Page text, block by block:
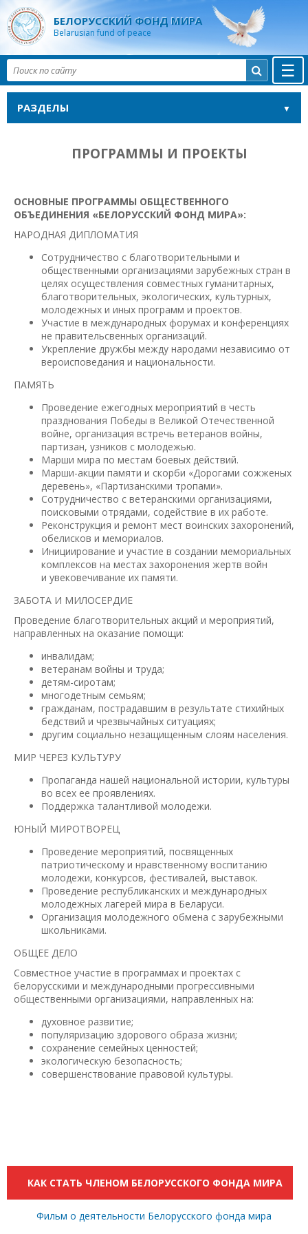
БЕЛОРУССКИЙ ФОНД МИРА
Belarusian fund of peace
☰

РАЗДЕЛЫ
ПРОГРАММЫ И ПРОЕКТЫ
ОСНОВНЫЕ ПРОГРАММЫ ОБЩЕСТВЕННОГО
ОБЪЕДИНЕНИЯ «БЕЛОРУССКИЙ ФОНД МИРА»:
НАРОДНАЯ ДИПЛОМАТИЯ
Сотрудничество с благотворительными и
общественными организациями зарубежных стран в
целях осуществления совместных гуманитарных,
благотворительных, экологических, культурных,
молодежных и иных программ и проектов.
Участие в международных форумах и конференциях
не правительсвенных организаций.
Укрепление дружбы между народами независимо от
вероисповедания и национальности.
ПАМЯТЬ
Проведение ежегодных мероприятий в честь
празднования Победы в Великой Отечественной
войне, организация встречь ветеранов войны,
партизан, узников с молодежью.
Марши мира по местам боевых действий.
Марши-акции памяти и скорби «Дорогами сожженых
деревень», «Партизанскими тропами».
Сотрудничество с ветеранскими организациями,
поисковыми отрядами, содействие в их работе.
Реконструкция и ремонт мест воинских захоронений,
обелисков и мемориалов.
Инициирование и участие в создании мемориальных
комплексов на местах захоронения жертв войн
и увековечивание их памяти.
ЗАБОТА И МИЛОСЕРДИЕ
Проведение благотворительных акций и мероприятий,
направленных на оказание помощи:
инвалидам;
ветеранам войны и труда;
детям-сиротам;
многодетным семьям;
гражданам, пострадавшим в результате стихийных
бедствий и чрезвычайных ситуациях;
другим социально незащищенным слоям населения.
МИР ЧЕРЕЗ КУЛЬТУРУ
Пропаганда нашей национальной истории, культуры
во всех ее проявлениях.
Поддержка талантливой молодежи.
ЮНЫЙ МИРОТВОРЕЦ
Проведение мероприятий, посвященных
патриотическому и нравственному воспитанию
молодежи, конкурсов, фестивалей, выставок.
Проведение республиканских и международных
молодежных лагерей мира в Беларуси.
Организация молодежного обмена с зарубежными
школьниками.
ОБЩЕЕ ДЕЛО
Совместное участие в программах и проектах с
белорусскими и международными прогрессивными
общественными организациями, направленных на:
духовное развитие;
популяризацию здорового образа жизни;
сохранение семейных ценностей;
экологическую безопасность;
совершенствование правовой культуры.
КАК СТАТЬ ЧЛЕНОМ БЕЛОРУССКОГО ФОНДА МИРА
Фильм о деятельности Белорусского фонда мира